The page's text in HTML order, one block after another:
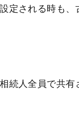
定される時も、
続人全員で共有